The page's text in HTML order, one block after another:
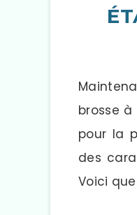
brosse
pour la
des
Voici